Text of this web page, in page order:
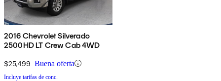
2016 Chevrolet Silverado
2500HD LT Crew Cab 4WD
$25,499 Buena oferta
Incluye tarifas de conc.